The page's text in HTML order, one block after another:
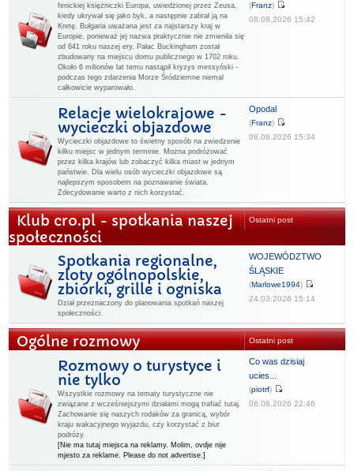
fenickiej księżniczki Europa, uwiedzionej przez Zeusa,
kiedy ukrywał się jako byk, a następnie zabrał ją na
Kretę. Bułgaria uważana jest za najstarszy kraj w
Europie, ponieważ jej nazwa praktycznie nie zmieniła się
od 641 roku naszej ery. Pałac Buckingham został
zbudowany na miejscu domu publicznego w 1702 roku.
Około 6 milionów lat temu nastąpił kryzys messyński -
podczas tego zdarzenia Morze Śródziemne niemal
całkowicie wyparowało.
(Franz)
08.08.2026 15:42
Relacje wielokrajowe -
wycieczki objazdowe
Wycieczki objazdowe to świetny sposób na zwiedzenie
kilku miejsc w jednym terminie. Można podróżować
przez kilka krajów lub zobaczyć kilka miast w jednym
państwie. Dla wielu osób wycieczki objazdowe są
najlepszym sposobem na poznawanie świata.
Zdecydowanie warto z nich korzystać.
Opodal
(Franz)
08.08.2026 15:34
Klub cro.pl - spotkania naszej
społeczności
Ostatni post
Spotkania regionalne,
zloty ogólnopolskie,
zbiórki, grille i ogniska
Dział przeznaczony do planowania spotkań naszej
społeczności.
WOJEWÓDZTWO
ŚLĄSKIE
(Marlowe1994)
24.03.2026 15:14
Ogólne rozmowy Ostatni post
Rozmowy o turystyce i
nie tylko
Wszystkie rozmowy na tematy turystyczne nie
związane z wcześniejszymi działami mogą trafiać tutaj.
Zachowanie się naszych rodaków za granicą, wybór
kraju wakacyjnego wyjazdu, czy korzystać z biur
podróży.
[Nie ma tutaj miejsca na reklamy. Molim, ovdje nije
mjesto za reklame. Please do not advertise.]
Co was dzisiaj
ucies...
(piotrf)
08.08.2026 22:46